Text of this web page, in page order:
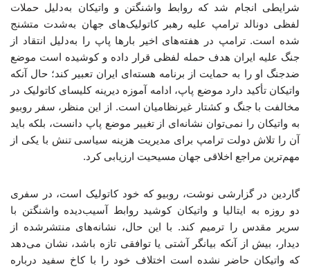
شرایطی انجام شد که روابط واشنگتن و واتیکان به‌دلیل حملات
لفظی دونالد ترامپ علیه رهبر کاتولیک‌های جهان به‌شدت متشنج
شده است. ترامپ در هفته‌های اخیر بارها پاپ را به‌دلیل انتقاد از
جنگ علیه ایران هدف حمله لفظی قرار داده و کوشیده است موضع
ضدجنگ او را به حمایت از برنامه هسته‌ای ایران تعبیر کند؛ حال آنکه
واتیکان تأکید دارد موضع پاپ، ادامه آموزه دیرینه کلیسای کاتولیک در
مخالفت با جنگ و کشتار غیرنظامیان است. از این منظر، سفر روبیو
به واتیکان را نمی‌توان نشانه‌ای از تغییر موضع پاپ دانست، بلکه باید
آن را تلاش دولت ترامپ برای مدیریت هزینه سیاسی تنش با یکی از
مهم‌ترین مراجع اخلاقی جهان مسیحیت ارزیابی کرد.
گاردین در گزارشی نوشت، روبیو که خود کاتولیک است، در سفری
دو روزه به ایتالیا و واتیکان کوشید روابط آسیب‌دیده واشنگتن با
سریر مقدس را ترمیم کند. با این حال، نشانه‌های منتشرشده از
دیدار، بیش از آنکه بیانگر آشتی یا توافقی تازه باشد، نشان می‌دهد
که واتیکان حاضر نشده است اختلاف خود را با کاخ سفید درباره